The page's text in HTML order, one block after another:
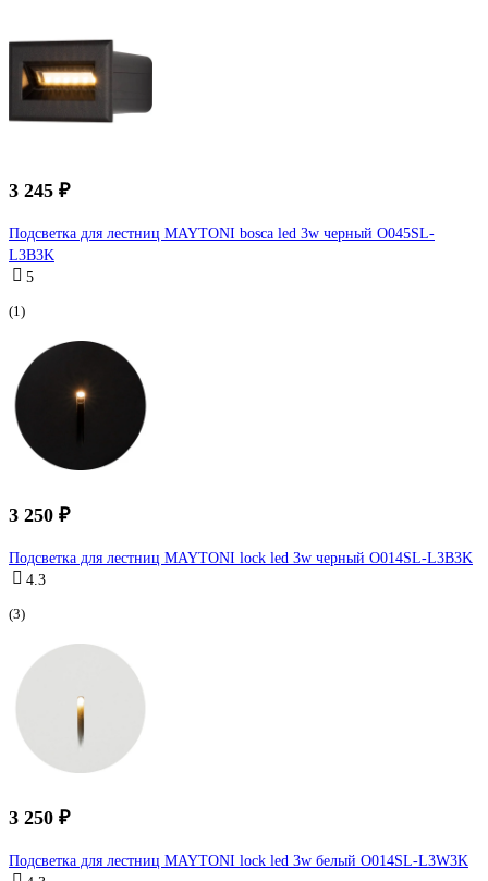
3 245 ₽
Подсветка для лестниц MAYTONI bosca led 3w черный O045SL-
L3B3K
5
(1)
3 250 ₽
Подсветка для лестниц MAYTONI lock led 3w черный O014SL-L3B3K
4.3
(3)
3 250 ₽
Подсветка для лестниц MAYTONI lock led 3w белый O014SL-L3W3K